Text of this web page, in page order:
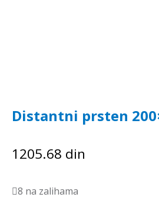
Distantni prsten
1205.68 din
8 na zalihama